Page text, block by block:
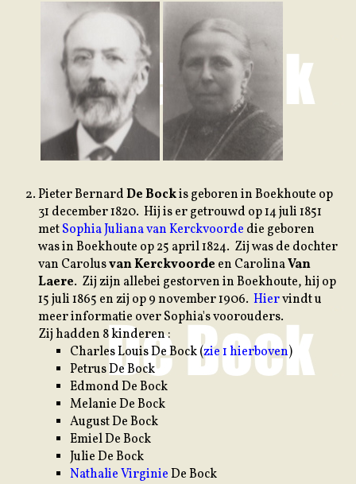
Pieter BernardDe Bockis geboren in Boekhoute op
31 december 1820. Hij is er getrouwd op 14 juli 1851
metSophia Juliana van Kerckvoorde die geboren
was in Boekhoute op 25 april 1824. Zij was de dochter
van Carolusvan Kerckvoorde en CarolinaVan
Laere. Zij zijn allebei gestorven in Boekhoute, hij op
15 juli 1865 en zij op 9 november 1906. Hiervindt u
meer informatie over Sophia's voorouders.
Zij hadden 8 kinderen :
Charles Louis De Bock (zie 1 hierboven)
Petrus De Bock
Edmond De Bock
Melanie De Bock
August De Bock
Emiel De Bock
Julie De Bock
Nathalie VirginieDe Bock